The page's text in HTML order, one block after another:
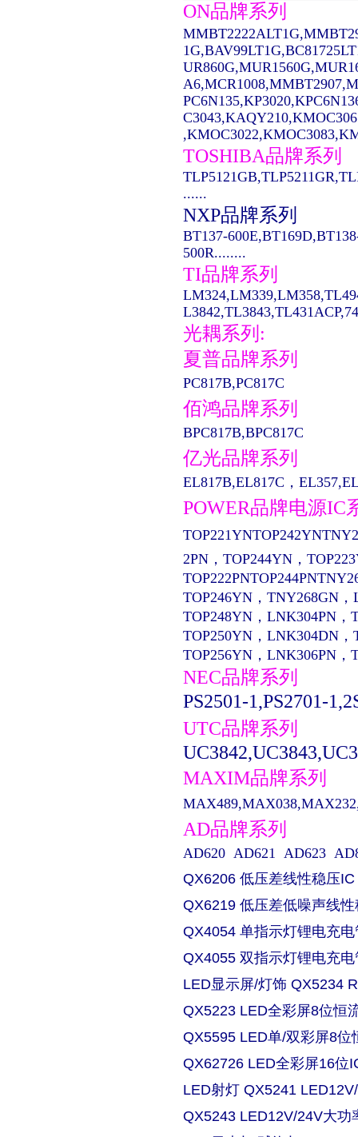
ON品牌系列
TOSHIBA品牌系列
......
NXP品牌系列
BT137-
500R........
TI品牌系列
光耦系列:
夏普品牌系列
PC817B,PC817C
佰鸿品牌系列
BPC817B,BPC817C
亿光品牌系列
EL817B,EL817C，
POWER品牌电源IC
2PN，TOP244YN，
TOP246YN，TNY268GN
TOP248YN，LNK304PN，
TOP250YN，LNK304DN，
TOP256YN，LNK306PN
NEC品牌系列
PS2501-1,PS2701-
UTC品牌系列
MAXIM品牌系列
AD品牌系列
AD620 AD621 AD623
QX6206 低压差线性稳压IC
QX6219 低压差低噪声线
QX4054 单指示灯锂电充
QX4055 双指示灯锂电充
LED显示屏/灯饰 QX5234
QX5223 LED全彩屏8位恒
QX5595 LED单/双彩屏8位
QX62726 LED全彩屏16位
LED射灯 QX5241
QX5243 LED12V/24V大